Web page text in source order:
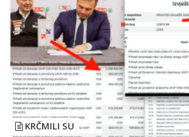
KRČMILI SU